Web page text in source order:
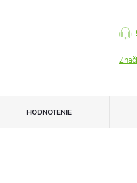
HODNOTENIE